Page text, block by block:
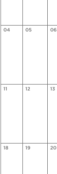
04 05 06
11 12 13
18 19 20